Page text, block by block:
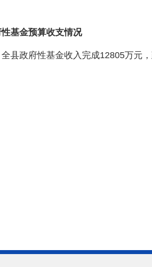
基金预算收支情况
县政府性基金收入完成12805万元
勉